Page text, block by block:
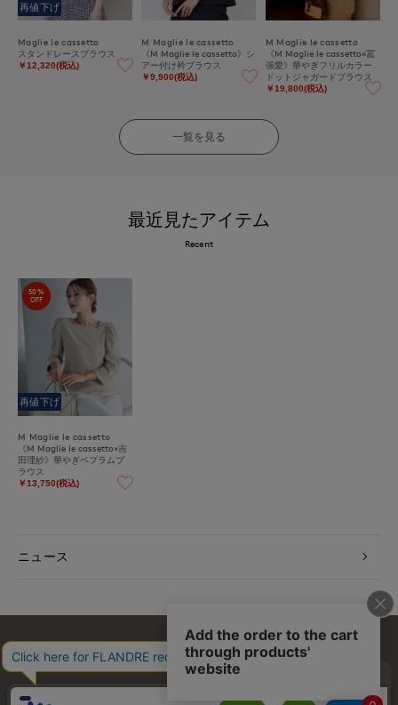
再値下げ
Maglie le cassetto
スタンドレースブラウス
￥12,320(税込)
M Maglie le cassetto
《M Maglie le cassetto》シ
アー付け衿ブラウス
￥9,900(税込)
M Maglie le cassetto
《M Maglie le cassetto×冨
張愛》華やぎフリルカラー
ドットジャガードブラウス
￥19,800(税込)
一覧を見る
最近見たアイテム
Recent
50%
OFF
再値下げ
M Maglie le cassetto
《M Maglie le cassetto×吉
田理紗》華やぎペプラムブ
ラウス
￥13,750(税込)
ニュース